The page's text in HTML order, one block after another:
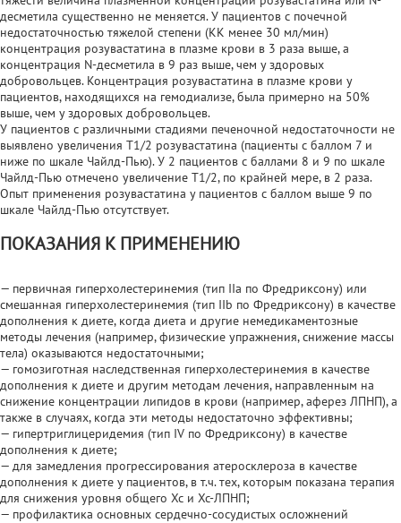
десметила существенно не меняется. У пациентов с почечной
недостаточностью тяжелой степени (КК менее 30 мл/мин)
концентрация розувастатина в плазме крови в 3 раза выше, а
концентрация N-десметила в 9 раз выше, чем у здоровых
добровольцев. Концентрация розувастатина в плазме крови у
пациентов, находящихся на гемодиализе, была примерно на 50%
выше, чем у здоровых добровольцев.
У пациентов с различными стадиями печеночной недостаточности не
выявлено увеличения T1/2 розувастатина (пациенты с баллом 7 и
ниже по шкале Чайлд-Пью). У 2 пациентов с баллами 8 и 9 по шкале
Чайлд-Пью отмечено увеличение T1/2, по крайней мере, в 2 раза.
Опыт применения розувастатина у пациентов с баллом выше 9 по
шкале Чайлд-Пью отсутствует.
ПОКАЗАНИЯ К ПРИМЕНЕНИЮ
— первичная гиперхолестеринемия (тип IIа по Фредриксону) или
смешанная гиперхолестеринемия (тип IIb по Фредриксону) в качестве
дополнения к диете, когда диета и другие немедикаментозные
методы лечения (например, физические упражнения, снижение массы
тела) оказываются недостаточными;
— гомозиготная наследственная гиперхолестеринемия в качестве
дополнения к диете и другим методам лечения, направленным на
снижение концентрации липидов в крови (например, аферез ЛПНП), а
также в случаях, когда эти методы недостаточно эффективны;
— гипертриглицеридемия (тип IV по Фредриксону) в качестве
дополнения к диете;
— для замедления прогрессирования атеросклероза в качестве
дополнения к диете у пациентов, в т.ч. тех, которым показана терапия
для снижения уровня общего Хс и Хс-ЛПНП;
— профилактика основных сердечно-сосудистых осложнений